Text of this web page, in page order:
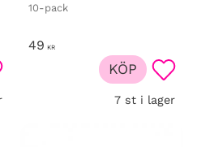
till i favoriter
10-pack
49 KR
7 st i lager
KÖP